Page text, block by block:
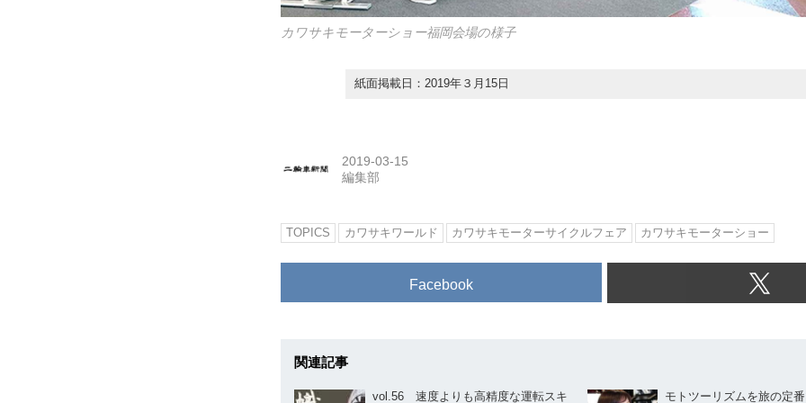
カワサキモーターショー福岡会場の様子
紙面掲載日：2019年３月15日
2019-03-15
編集部
TOPICS カワサキワールド カワサキモーターサイクルフェア カワサキモーターショー
Facebook
関連記事
vol.56 速度よりも高精度な運転スキ モトツーリズムを旅の定